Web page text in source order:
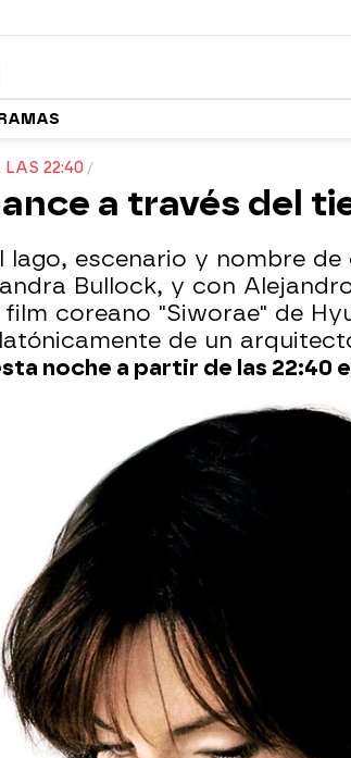
LAS 22:40
a través del
lago, escenario y nombre
Bullock, y con
film coreano "Siworae" de
de un
noche a partir de las 22:40